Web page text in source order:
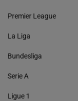
Premier League
La Liga
Bundesliga
Serie A
Ligue 1